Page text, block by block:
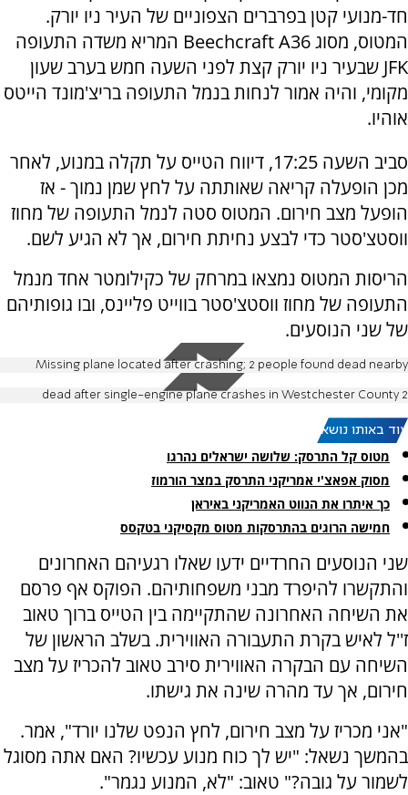
חד-מנועי קטן בפרברים הצפוניים של העיר ניו יורק.
המטוס, מסוגBeechcraft A36 המריא משדה התעופה
JFK שבעיר ניו יורק קצת לפני השעה חמש בערב שעון
מקומי, והיה אמור לנחות בנמל התעופה בריצ'מונד הייטס
אוהיו.
סביב השעה 17:25, דיווח הטייס על תקלה במנוע, לאחר
מכן הופעלה קריאה שאותתה על לחץ שמן נמוך - אז
הופעל מצב חירום. המטוס סטה לנמל התעופה של מחוז
ווסטצ'סטר כדי לבצע נחיתת חירום, אך לא הגיע לשם.
הריסות המטוס נמצאו במרחק של כקילומטר אחד מנמל
התעופה של מחוז ווסטצ'סטר בווייט פליינס, ובו גופותיהם
של שני הנוסעים.
Missing plane located after crashing; 2 people found dead nearby
2 dead after single-engine plane crashes in Westchester County
עוד באותו נושא:
מטוס קל התרסק: שלושה ישראלים נהרגו
מסוק אפאצ'י אמריקני התרסק במצר הורמוז
כך איתרו את הנווט האמריקני באיראן
חמישה הרוגים בהתרסקות מטוס מקסיקני בטקסס
שני הנוסעים החרדיים ידעו שאלו רגעיהם האחרונים
והתקשרו להיפרד מבני משפחותיהם. הפוקס אף פרסם
את השיחה האחרונה שהתקיימה בין הטייס ברוך טאוב
ז''ל לאיש בקרת התעבורה האווירית. בשלב הראשון של
השיחה עם הבקרה האווירית סירב טאוב להכריז על מצב
חירום, אך עד מהרה שינה את גישתו.
"אני מכריז על מצב חירום, לחץ הנפט שלנו יורד", אמר.
בהמשך נשאל: "יש לך כוח מנוע עכשיו? האם אתה מסוגל
לשמור על גובה?" טאוב: "לא, המנוע נגמר".